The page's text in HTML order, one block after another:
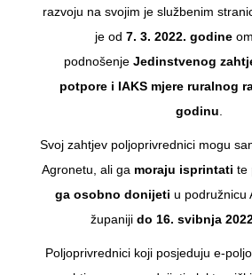
razvoju na svojim je službenim
je od 7. 3. 2022. godine
podnošenje Jedinstvenog
potpore i IAKS mjere ruralnog
godinu
Svoj zahtjev poljoprivrednici mogu
Agronetu, ali ga moraju isprintati te
ga osobno donijeti u podružnicu
županiji do 16. svibnja
Poljoprivrednici koji posjeduju e-